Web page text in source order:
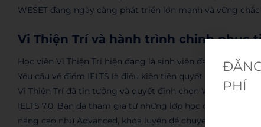
WESET đang ngày càng phát triển lớn mạnh và vững chắc
Vi Thiện Trí và hành trình chinh phục
Học viên Vi Thiện Trí hiện đang là sinh viên đang theo
Yêu cầu về điểm IELTS là điều kiện tiên quyết để sinh
Vi Thiện Trí đã tin tưởng và quyết định chọn WESET là
IELTS 7.0. Bạn đã tham gia từ những lớp học cơ bản như
nâng cao như Advanced, khóa luyện đề chuyên sâu. Nhờ
PHÍ